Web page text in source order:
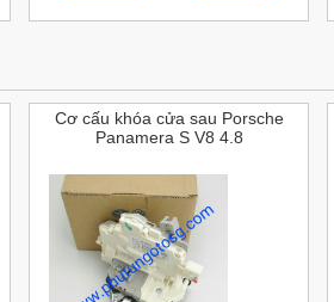
Cơ cấu khóa cửa sau Porsche
Panamera S V8 4.8